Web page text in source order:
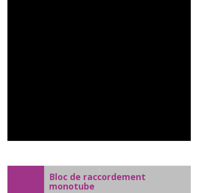
Bloc de raccordement
monotube